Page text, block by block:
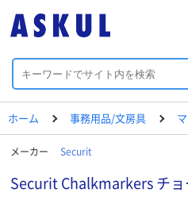
ホーム 事務用品/文房具
メーカー Securit
Securit Chalkmarkers チョ